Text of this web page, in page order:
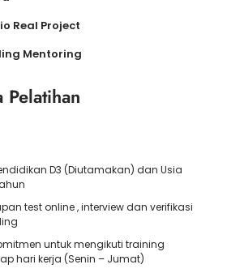
Real Project
Mentoring
Pelatihan
D3 (Diutamakan) dan Usia
test online , interview dan verifikasi
untuk mengikuti training
hari kerja (Senin – Jumat)